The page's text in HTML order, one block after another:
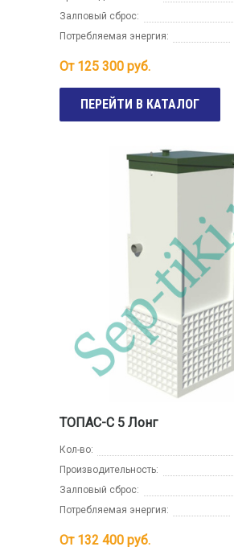
Залповый сброс:
Потребляемая энергия:
От 125 300 руб.
ПЕРЕЙТИ В КАТАЛОГ
ТОПАС-С 5 Лонг
Кол-во:
Производительность:
Залповый сброс:
Потребляемая энергия:
От 132 400 руб.